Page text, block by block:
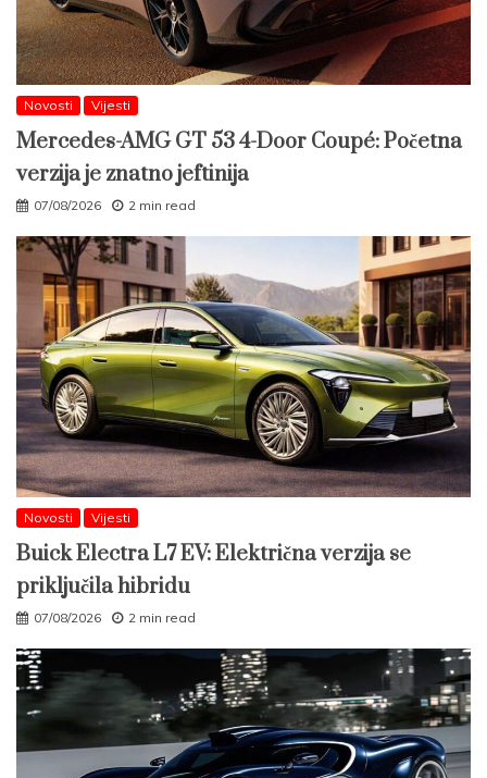
Novosti Vijesti
Mercedes-AMG GT 53 4-Door Coupé: Početna
verzija je znatno jeftinija
07/08/2026 2 min read
Novosti Vijesti
Buick Electra L7 EV: Električna verzija se
priključila hibridu
07/08/2026 2 min read